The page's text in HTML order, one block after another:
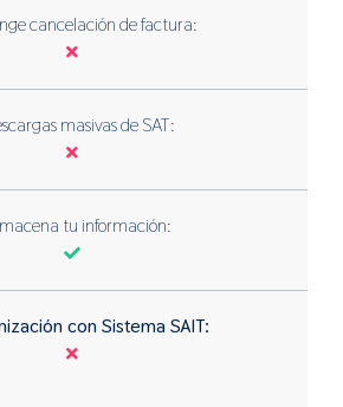
cancelación de factura:
masivas de SAT:
tu información:
con Sistema SAIT: